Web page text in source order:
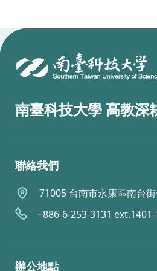
南臺科技大學 高教深
聯絡我們
71005 台南市永康區南台
+886-6-253-3131
辦公地點